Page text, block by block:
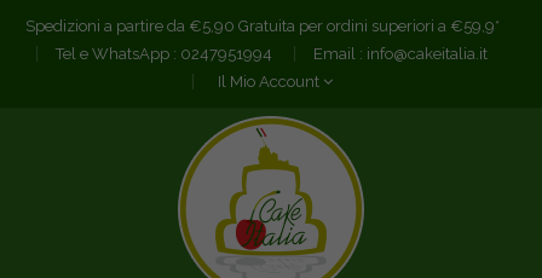
Spedizioni a partire da €5,90 Gratuita per ordini superiori a €59,9*
Tel e WhatsApp : 0247951994 Email : info@cakeitalia.it
Il Mio Account